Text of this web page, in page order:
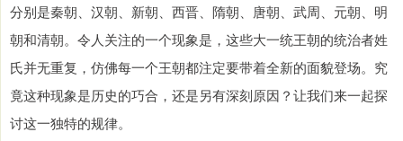
分别是秦朝、汉朝、新朝、西晋、隋朝、唐朝、武周、元朝、明
朝和清朝。令人关注的一个现象是，这些大一统王朝的统治者姓
氏并无重复，仿佛每一个王朝都注定要带着全新的面貌登场。究
竟这种现象是历史的巧合，还是另有深刻原因？让我们来一起探
讨这一独特的规律。